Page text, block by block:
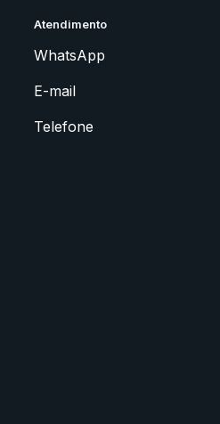
Atendimento
WhatsApp
E-mail
Telefone